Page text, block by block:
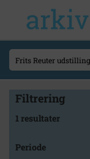
Filtrering
1 resultater
Periode